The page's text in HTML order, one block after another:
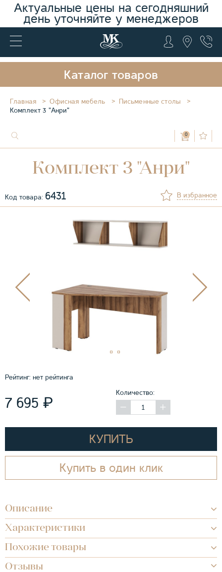
Актуальные цены на сегодняшний
день уточняйте у менеджеров
Каталог товаров
Главная Офисная мебель
Письменные столы
Комплект 3 "Анри"
0
Комплект 3 "Анри"
Код товара: 6431 В избранное
Рейтинг: нет рейтинга
7 695 ₽
Количество:
КУПИТЬ
Купить в один клик
Описание
Характеристики
Похожие товары
Отзывы